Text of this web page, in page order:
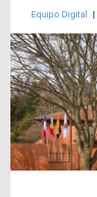
Equipo Digital